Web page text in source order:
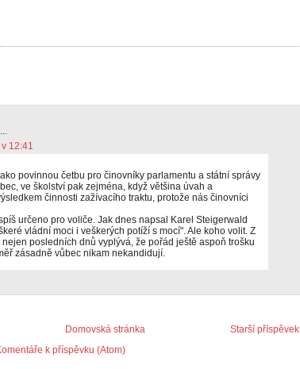
12:41
povinnou četbu pro činovníky parlamentu a státní správy
ve školství pak zejména, když většina úvah a
činnosti zažívacího traktu, protože nás činovníci
určeno pro voliče. Jak dnes napsal Karel Steigerwald
vládní moci i veškerých potíží s mocí". Ale koho volit. Z
posledních dnů vyplývá, že pořád ještě aspoň trošku
zásadně vůbec nikam nekandidují.
Starší příspěvek
Domovská stránka
k příspěvku (Atom)